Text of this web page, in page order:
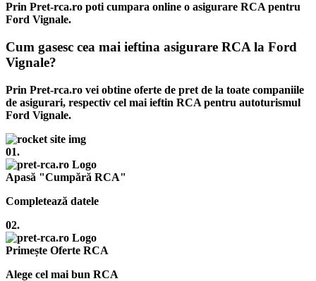
Prin Pret-rca.ro poti cumpara online o asigurare RCA pentru
Ford Vignale.
Cum gasesc cea mai ieftina asigurare RCA la Ford
Vignale?
Prin Pret-rca.ro vei obtine oferte de pret de la toate companiile
de asigurari, respectiv cel mai ieftin RCA pentru autoturismul
Ford Vignale.
01.
Apasă "Cumpără RCA"
Completează datele
02.
Primește Oferte RCA
Alege cel mai bun RCA